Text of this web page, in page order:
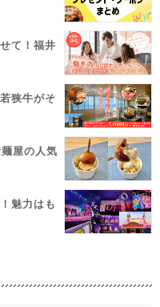
て！福井
狭牛がそ
屋の人気
魅力はも